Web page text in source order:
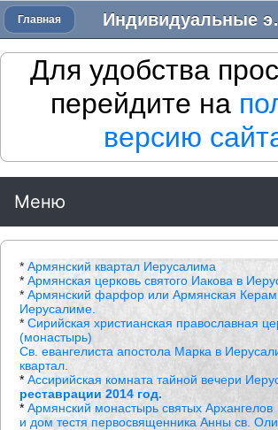
Главная
Для удобства
перейдите на
версию
Меню
* Армянский квартал Иерусалима
* Армянская церковь святого Иакова в
* Армянский фарфор или Армянская
Иерусалиме.
* Сирийская христианская православная
(монастырь)
Св. евангелиста апостола Марка в
квартал.
* Ассирийская комната тайной вечери
реставрации 2014 год.
* Армянский монастырь святых Архангелов
и дом тестя первосвященника Анны св.